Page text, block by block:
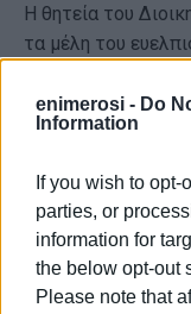
enimerosi - Do
Information
If you wish to opt-
parties, or
information for
the below opt-out
Please note that
Η θητεία του
τα μέλη του
και άλλες
πολιτισμού και
Σπυρίδωνα και
Εμφανίσεις: 319